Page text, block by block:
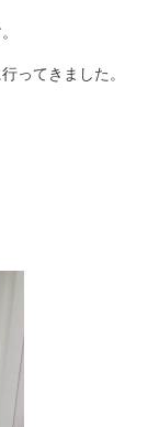
ってきました。